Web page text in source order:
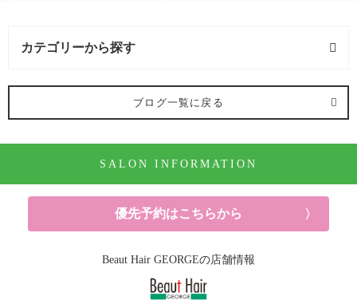
カテゴリーから探す
オススメメニュー (122記事)
パーマ (10記事)
ブログ一覧に戻る
SALON INFORMATION
優先予約はこちらから
Beaut Hair GEORGEの店舗情報